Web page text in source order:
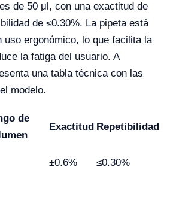
de 50 μl, con una exactitud de
de ≤0.30%. La pipeta está
uso ergonómico, lo que facilita la
la fatiga del usuario. A
una tabla técnica con las
modelo.
de
Exactitud Repetibilidad
±0.6% ≤0.30%